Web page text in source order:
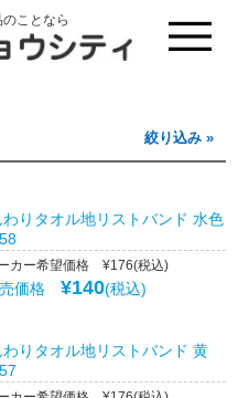
ことなら
絞り込み »
わりタオル地リストバンド 水色
カー希望価格 ¥176(税込)
価格 ¥140(税込)
わりタオル地リストバンド 黄